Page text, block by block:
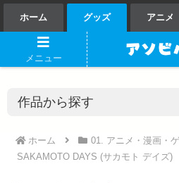
ホーム グッズ アニメ
ホーム
01. アニメ・漫画・
SAKAMOTO DAYS (サカモト デイズ)
メニュー